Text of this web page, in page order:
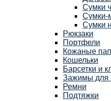
Сумки
Сумки-
Сумки
Рюкзаки
Портфели
Кожаные
Кошельки
Барсетки и
Зажимы для
Ремни
Подтяжки